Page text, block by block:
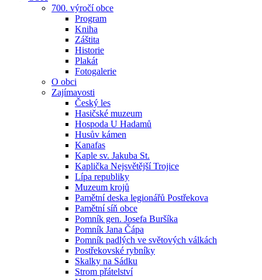
700. výročí obce
Program
Kniha
Záštita
Historie
Plakát
Fotogalerie
O obci
Zajímavosti
Český les
Hasičské muzeum
Hospoda U Hadamů
Husův kámen
Kanafas
Kaple sv. Jakuba St.
Kaplička Nejsvětější Trojice
Lípa republiky
Muzeum krojů
Pamětní deska legionářů Postřekova
Pamětní síň obce
Pomník gen. Josefa Buršíka
Pomník Jana Čápa
Pomník padlých ve světových válkách
Postřekovské rybníky
Skalky na Sádku
Strom přátelství